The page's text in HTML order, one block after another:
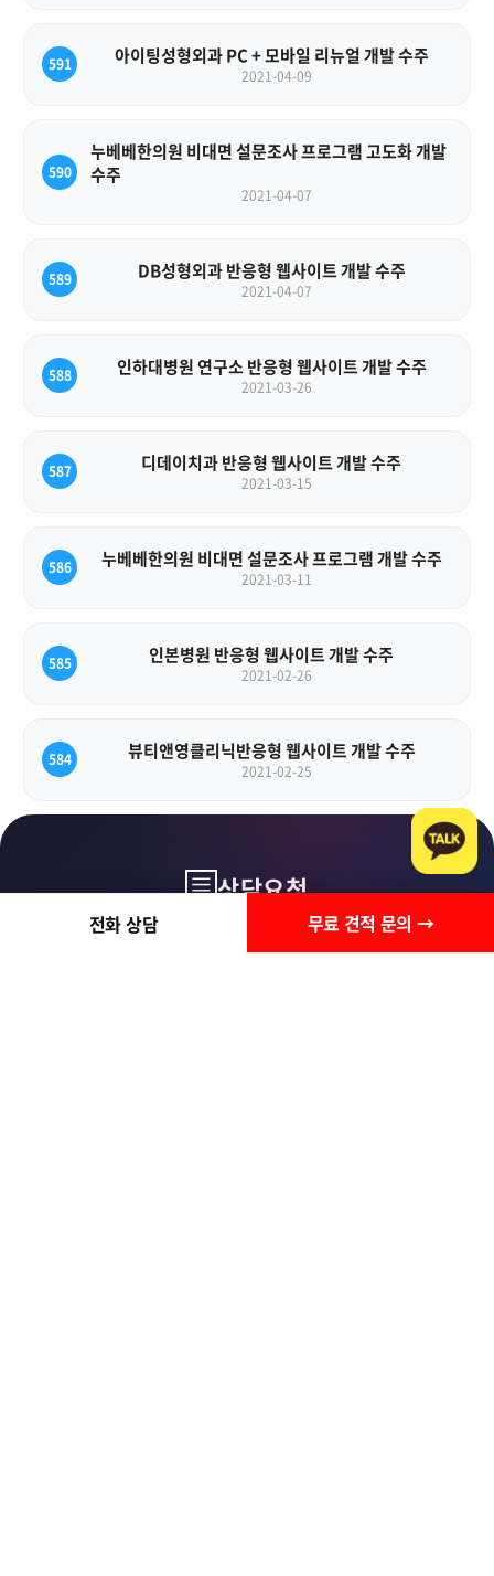
591 아이팅성형외과 PC + 모바일 리뉴얼 개발 수주
2021-04-09
590
누베베한의원 비대면 설문조사 프로그램 고도화 개발
수주
2021-04-07
589 DB성형외과 반응형 웹사이트 개발 수주
2021-04-07
588 인하대병원 연구소 반응형 웹사이트 개발 수주
2021-03-26
587 디데이치과 반응형 웹사이트 개발 수주
2021-03-15
586 누베베한의원 비대면 설문조사 프로그램 개발 수주
2021-03-11
585 인본병원 반응형 웹사이트 개발 수주
2021-02-26
584 뷰티앤영클리닉반응형 웹사이트 개발 수주
2021-02-25
상담요청
전화 상담 무료 견적 문의 →